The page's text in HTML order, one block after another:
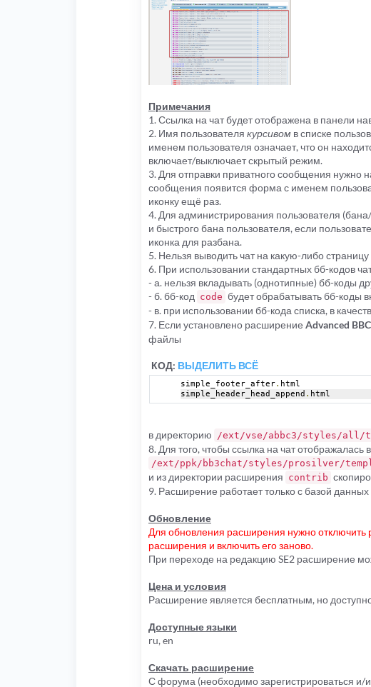
Примечания
1. Ссылка на чат будет отображена в панели
2. Имя пользователя курсивом в списке
именем пользователя означает, что он
включает/выключает скрытый режим.
3. Для отправки приватного сообщения нужно
сообщения появится форма с именем
иконку ещё раз.
4. Для администрирования пользователя
и быстрого бана пользователя, если
иконка для разбана.
5. Нельзя выводить чат на какую-либо
6. При использовании стандартных бб-кодов
- а. нельзя вкладывать (однотипные) бб-коды
- б. бб-код code будет обрабатывать бб-коды
- в. при использовании бб-кода списка, в
7. Если установлено расширение Advanced
файлы
КОД: ВЫДЕЛИТЬ ВСЁ
simple_footer_after. html
simple_header_head_append . html
в директорию /ext/vse/abbc3/styles/all/
8. Для того, чтобы ссылка на чат отображалась
/ext/ppk/bb3chat/styles/prosilver/
и из директории расширения contrib
9. Расширение работает только с базой
Обновление
Для обновления расширения нужно отключить
расширения и включить его заново.
При переходе на редакцию SE2 расширение
Цена и условия
Расширение является бесплатным, но
Доступные языки
ru, en
Скачать расширение
С форума (необходимо зарегистрироваться и/